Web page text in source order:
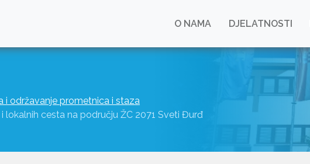
O NAMA DJELATNOSTI
i održavanje prometnica i staza
lokalnih cesta na području ŽC 2071 Sveti Đurđ